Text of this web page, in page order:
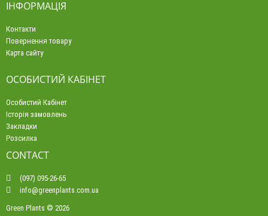
ІНФОРМАЦІЯ
Контакти
Повернення товару
Карта сайту
ОСОБИСТИЙ КАБІНЕТ
Особистий Кабінет
Історія замовлень
Закладки
Розсилка
CONTACT
(097) 095-26-65
info@greenplants.com.ua
Green Plants © 2026